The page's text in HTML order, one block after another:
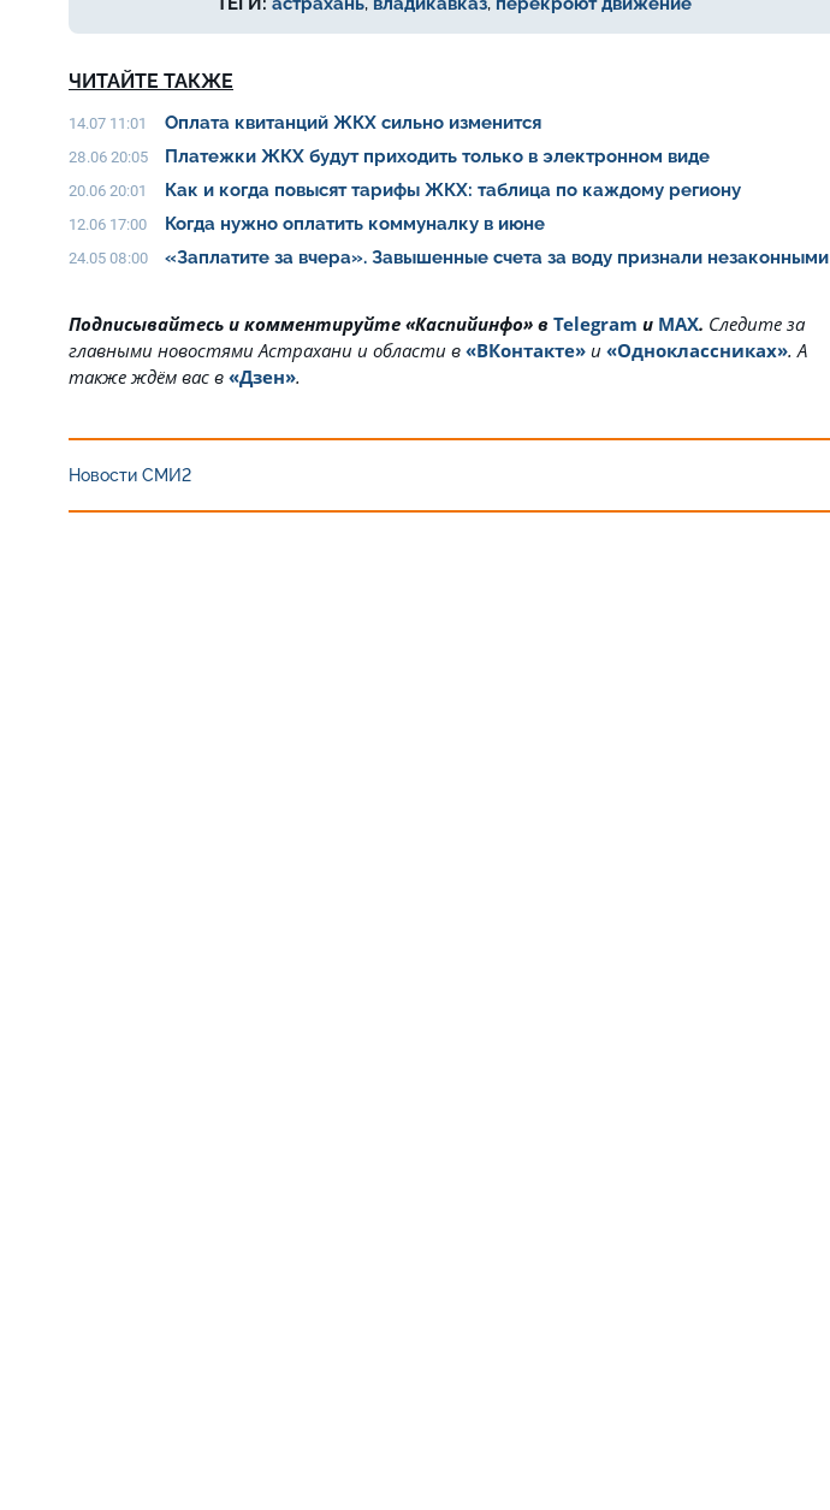
ЧИТАЙТЕ ТАКЖЕ
14.07 11:01 Оплата квитанций ЖКХ сильно изменится
28.06 20:05 Платежки ЖКХ будут приходить только в электронном виде
20.06 20:01 Как и когда повысят тарифы ЖКХ: таблица по каждому региону
12.06 17:00 Когда нужно оплатить коммуналку в июне
24.05 08:00 «Заплатите за вчера». Завышенные счета за воду признали незаконными
Подписывайтесь и комментируйте «Каспийинфо» в Telegram и MAX. Cледите за
главными новостями Астрахани и области в «ВКонтакте» и «Одноклассниках». А
также ждём вас в «Дзен».
Новости СМИ2